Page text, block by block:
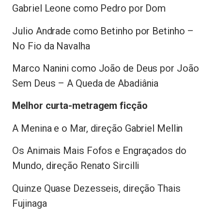
Gabriel Leone como Pedro por Dom
Julio Andrade como Betinho por Betinho –
No Fio da Navalha
Marco Nanini como João de Deus por João
Sem Deus – A Queda de Abadiânia
Melhor curta-metragem ficção
A Menina e o Mar, direção Gabriel Mellin
Os Animais Mais Fofos e Engraçados do
Mundo, direção Renato Sircilli
Quinze Quase Dezesseis, direção Thais
Fujinaga